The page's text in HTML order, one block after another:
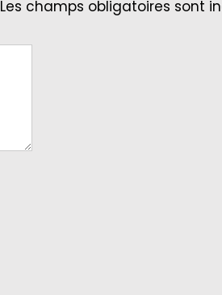
Les champs obligatoires sont